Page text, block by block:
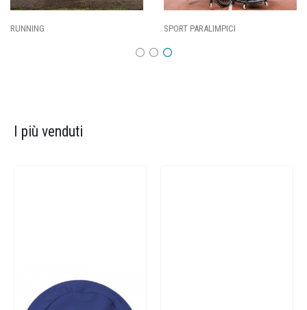
PARALIMPICI CALCIO
I più venduti